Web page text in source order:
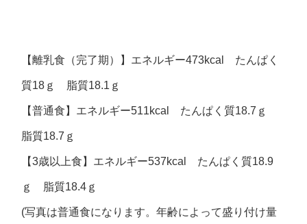
【離乳食（完了期）】エネルギー473kcal たんぱく
質18ｇ 脂質18.1ｇ
【普通食】エネルギー511kcal たんぱく質18.7ｇ
脂質18.7ｇ
【3歳以上食】エネルギー537kcal たんぱく質18.9
ｇ 脂質18.4ｇ
(写真は普通食になります。年齢によって盛り付け量